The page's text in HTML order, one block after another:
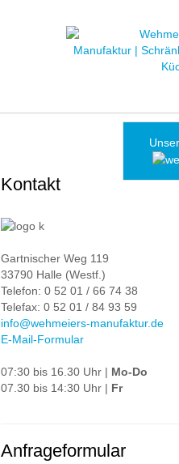
Kontakt
Gartnischer Weg 119
33790 Halle (Westf.)
Telefon: 0 52 01 / 66 74 38
Telefax: 0 52 01 / 84 93 59
info@wehmeiers-manufaktur.de
E-Mail-Formular
07:30 bis 16.30 Uhr | Mo-Do
07.30 bis 14:30 Uhr | Fr
Anfrageformular